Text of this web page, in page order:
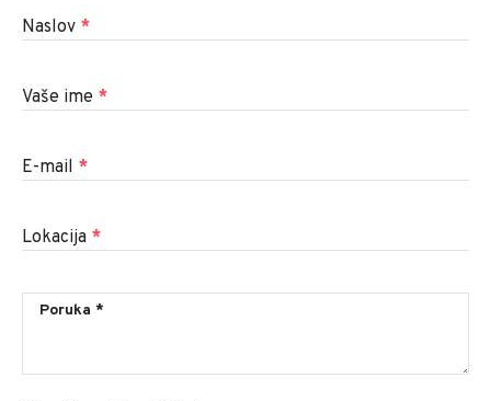
Naslov *
Vaše ime *
E-mail *
Lokacija *